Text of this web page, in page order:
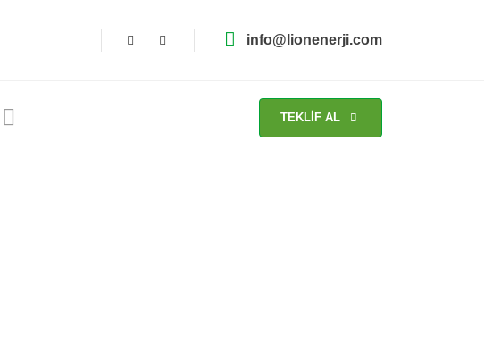
info@lionenerji.com
TEKLİF AL